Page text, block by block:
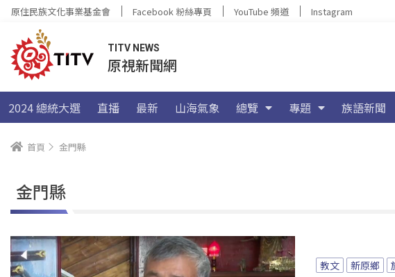
原住民族文化事業基金會 Facebook 粉絲專頁 YouTube 頻道 Instagram
TITV NEWS
原視新聞網
2024 總統大選 直播 最新 山海氣象 總覽 專題 族語新聞
首頁 金門縣
金門縣
教文 新原鄉